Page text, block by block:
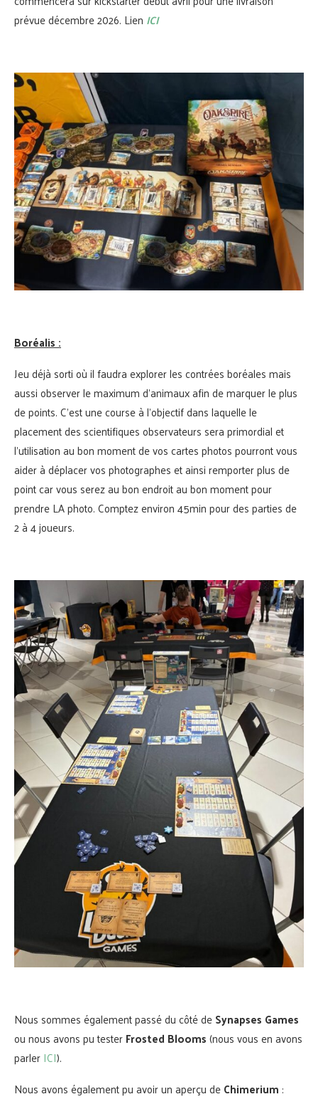
prévue décembre 2026. Lien ICI
Boréalis :
Jeu déjà sorti où il faudra explorer les contrées boréales mais
aussi observer le maximum d’animaux afin de marquer le plus
de points. C’est une course à l’objectif dans laquelle le
placement des scientifiques observateurs sera primordial et
l’utilisation au bon moment de vos cartes photos pourront vous
aider à déplacer vos photographes et ainsi remporter plus de
point car vous serez au bon endroit au bon moment pour
prendre LA photo. Comptez environ 45min pour des parties de
2 à 4 joueurs.
Nous sommes également passé du côté deSynapses Games
ou nous avons pu testerFrosted Blooms(nous vous en avons
parlerICI).
Nous avons également pu avoir un aperçu deChimerium :